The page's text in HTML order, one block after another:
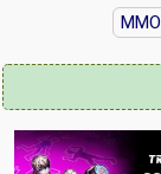
MMO